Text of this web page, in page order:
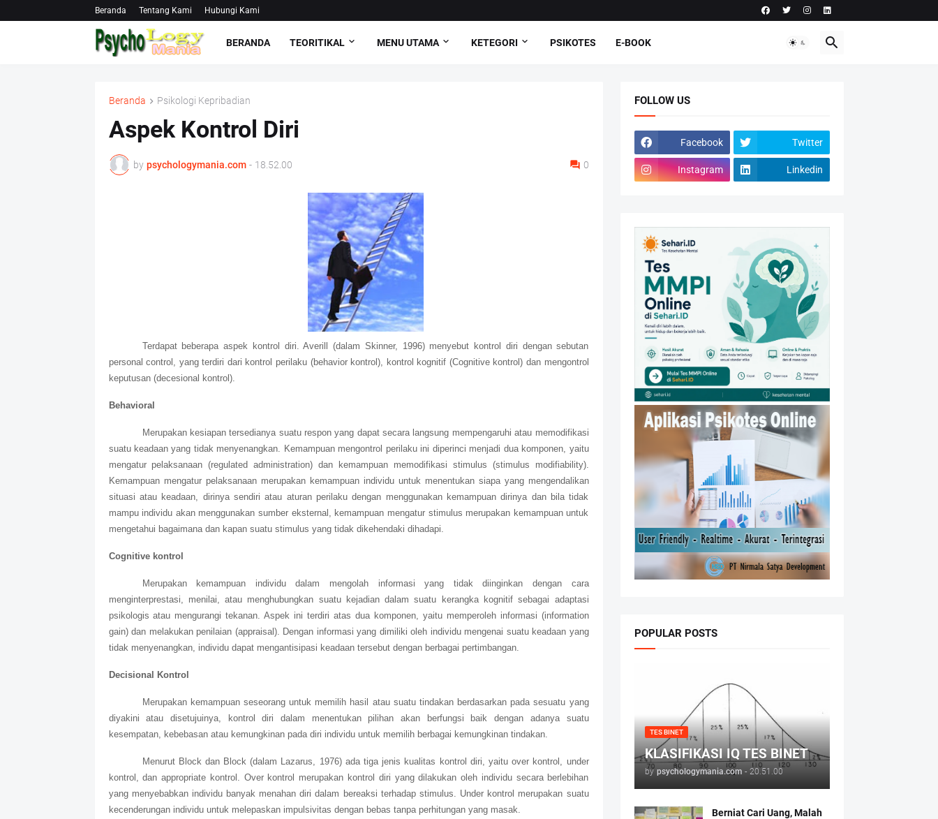
Beranda Tentang Kami Hubungi Kami
BERANDA TEORITIKAL MENU UTAMA KETEGORI PSIKOTES E-BOOK
Beranda Psikologi Kepribadian
Aspek Kontrol Diri
by psychologymania.com - 18.52.00 0
Terdapat beberapa aspek kontrol diri. Averill (dalam Skinner, 1996) menyebut kontrol diri dengan sebutan
personal control, yang terdiri dari kontrol perilaku (behavior kontrol), kontrol kognitif (Cognitive kontrol) dan mengontrol
keputusan (decesional kontrol).
Behavioral
Merupakan kesiapan tersedianya suatu respon yang dapat secara langsung mempengaruhi atau memodifikasi
suatu keadaan yang tidak menyenangkan. Kemampuan mengontrol perilaku ini diperinci menjadi dua komponen, yaitu
mengatur pelaksanaan (regulated administration) dan kemampuan memodifikasi stimulus (stimulus modifiability).
Kemampuan mengatur pelaksanaan merupakan kemampuan individu untuk menentukan siapa yang mengendalikan
situasi atau keadaan, dirinya sendiri atau aturan perilaku dengan menggunakan kemampuan dirinya dan bila tidak
mampu individu akan menggunakan sumber eksternal, kemampuan mengatur stimulus merupakan kemampuan untuk
mengetahui bagaimana dan kapan suatu stimulus yang tidak dikehendaki dihadapi.
Cognitive kontrol
Merupakan kemampuan individu dalam mengolah informasi yang tidak diinginkan dengan cara
menginterprestasi, menilai, atau menghubungkan suatu kejadian dalam suatu kerangka kognitif sebagai adaptasi
psikologis atau mengurangi tekanan. Aspek ini terdiri atas dua komponen, yaitu memperoleh informasi (information
gain) dan melakukan penilaian (appraisal). Dengan informasi yang dimiliki oleh individu mengenai suatu keadaan yang
tidak menyenangkan, individu dapat mengantisipasi keadaan tersebut dengan berbagai pertimbangan.
Decisional Kontrol
Merupakan kemampuan seseorang untuk memilih hasil atau suatu tindakan berdasarkan pada sesuatu yang
diyakini atau disetujuinya, kontrol diri dalam menentukan pilihan akan berfungsi baik dengan adanya suatu
kesempatan, kebebasan atau kemungkinan pada diri individu untuk memilih berbagai kemungkinan tindakan.
Menurut Block dan Block (dalam Lazarus, 1976) ada tiga jenis kualitas kontrol diri, yaitu over kontrol, under
kontrol, dan appropriate kontrol. Over kontrol merupakan kontrol diri yang dilakukan oleh individu secara berlebihan
yang menyebabkan individu banyak menahan diri dalam bereaksi terhadap stimulus. Under kontrol merupakan suatu
kecenderungan individu untuk melepaskan impulsivitas dengan bebas tanpa perhitungan yang masak.
FOLLOW US
Facebook Twitter
Instagram Linkedin
POPULAR POSTS
TES BINET
KLASIFIKASI IQ TES BINET
by psychologymania.com - 20.51.00
Berniat Cari Uang, Malah